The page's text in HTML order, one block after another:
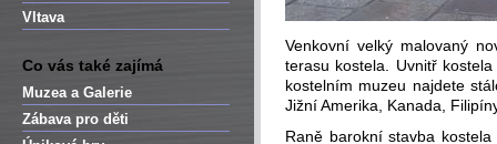
Vltava
Co vás také zajímá
Muzea a Galerie
Zábava pro děti
Venkovní velký malovaný
terasu kostela. Uvnitř
kostelním muzeu najdete
Jižní Amerika, Kanada,
Raně barokní stavba